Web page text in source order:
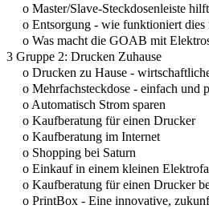
o Master/Slave-Steckdosenleiste
o Entsorgung - wie funktioniert dies
o Was macht die GOAB mit
3 Gruppe 2: Drucken Zuhause
o Drucken zu Hause -
o Mehrfachsteckdose - einfach und
o Automatisch Strom sparen
o Kaufberatung für einen Drucker
o Kaufberatung im Internet
o Shopping bei Saturn
o Einkauf in einem kleinen
o Kaufberatung für einen Drucker
o PrintBox - Eine innovative,